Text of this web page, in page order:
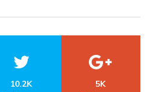
10.2K
5K